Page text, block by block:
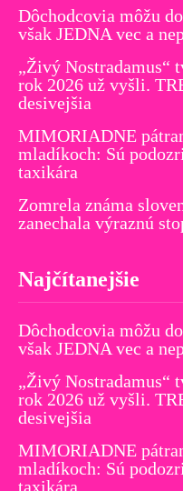
Dôchodcovia môžu
však JEDNA vec a
„Živý Nostradamus“
rok 2026 už vyšli.
desivejšia
MIMORIADNE
mladíkoch: Sú
taxikára
Zomrela známa
zanechala výraznú
Najčítanejšie
Dôchodcovia môžu
však JEDNA vec a
„Živý Nostradamus“
rok 2026 už vyšli.
desivejšia
MIMORIADNE
mladíkoch: Sú
taxikára